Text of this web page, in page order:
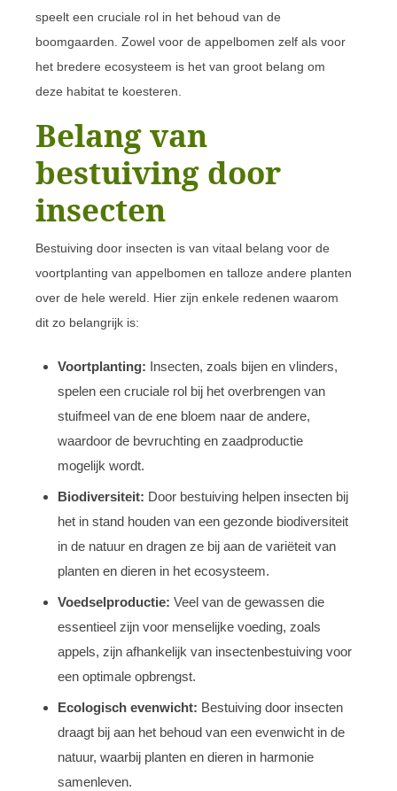
speelt een cruciale rol in het behoud van de
boomgaarden. Zowel voor de appelbomen zelf als voor
het bredere ecosysteem is het van groot belang om
deze habitat te koesteren.
Belang van
bestuiving door
insecten
Bestuiving door insecten is van vitaal belang voor de
voortplanting van appelbomen en talloze andere planten
over de hele wereld. Hier zijn enkele redenen waarom
dit zo belangrijk is:
Voortplanting: Insecten, zoals bijen en vlinders,
spelen een cruciale rol bij het overbrengen van
stuifmeel van de ene bloem naar de andere,
waardoor de bevruchting en zaadproductie
mogelijk wordt.
Biodiversiteit: Door bestuiving helpen insecten bij
het in stand houden van een gezonde biodiversiteit
in de natuur en dragen ze bij aan de variëteit van
planten en dieren in het ecosysteem.
Voedselproductie: Veel van de gewassen die
essentieel zijn voor menselijke voeding, zoals
appels, zijn afhankelijk van insectenbestuiving voor
een optimale opbrengst.
Ecologisch evenwicht: Bestuiving door insecten
draagt bij aan het behoud van een evenwicht in de
natuur, waarbij planten en dieren in harmonie
samenleven.